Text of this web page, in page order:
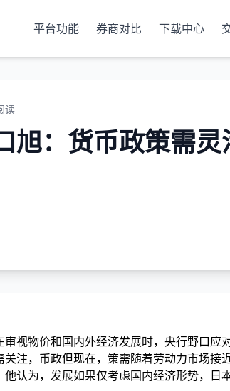
平台功能 券商对比 下载中心
读
旭：货币政策需
视物价和国内外经济发展时，央行野口应
注，币政但现在，策需随着劳动力市场接
他认为，发展如果仅考虑国内经济形势，日